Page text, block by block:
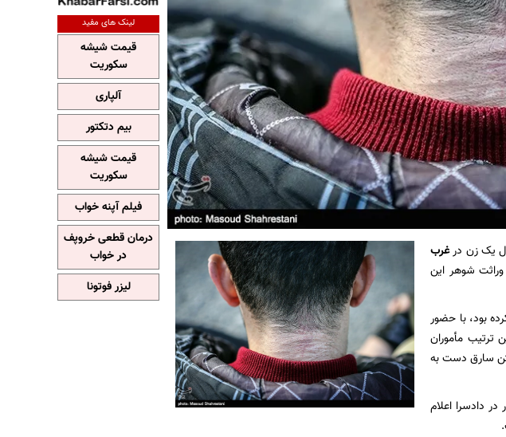
یک زن درغرب
شوهر این
بود، با حضور
ترتیب مأموران
سارق دست به
دادسرا اعلام
لینک های مفید
قیمت شیشه
سکوریت
آلپاری
بیم دتکتور
قیمت شیشه
سکوریت
فیلم آپنه خواب
درمان قطعی خروپف
در خواب
لیزر فوتونا